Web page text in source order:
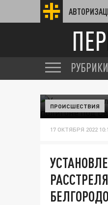
РУБРИКИ
ПРОИСШЕСТВИЯ
17 ОКТЯБРЯ 2022